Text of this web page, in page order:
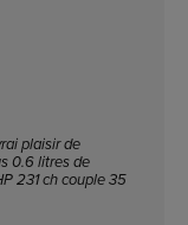
plaisir de
0.6 litres de
231 ch couple 35